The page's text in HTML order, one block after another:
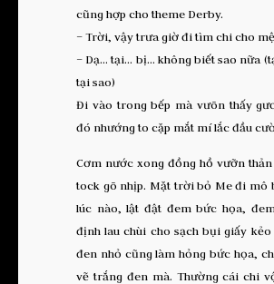
cũng hợp cho theme Derby.
– Trời, vậy trưa giờ đi tìm chi cho
– Dạ… tại… bị… không biết sao nữa
tại sao)
Đi vào trong bếp mà vưõn thấy
đó nhướng to cặp mắt mí lắc đầu
Cơm nước xong đồng hồ vưỡn
tock gõ nhịp. Mặt trời bỏ Me đi mô
lúc nào, lật đật đem bức họa,
định lau chùi cho sạch bụi giấy
đen nhỏ cũng làm hỏng bức họa,
vẽ trắng đen mà. Thường cái chi